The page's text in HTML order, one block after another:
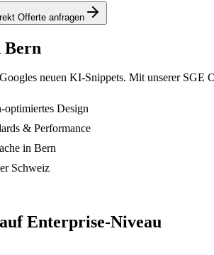
Offerte anfragen
Bern
neuen KI-Snippets. Mit unserer
Design
& Performance
in Bern
Schweiz
Enterprise-Niveau